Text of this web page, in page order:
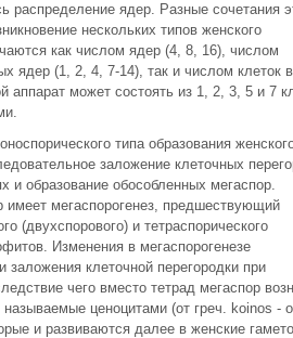
распределение ядер. Разные сочетания
нескольких типов женского
как числом ядер (4, 8, 16), числом
ядер (1, 2, 4, 7-14), так и числом клеток в
аппарат может состоять из 1, 2, 3, 5 и 7
типа образования
заложение клеточных
и образование обособленных мегаспор.
имеет мегаспорогенез, предшествующий
(двухспорового) и тетраспорического
Изменения в мегаспорогенезе
клеточной перегородки при
чего вместо тетрад мегаспор
называемые ценоцитами (от греч. koinos -
и развиваются далее в женские